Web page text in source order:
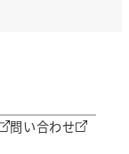
問い合わせ